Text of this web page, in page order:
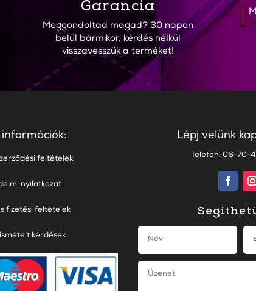
Garancia
Meggondoltad magad? 30 napon
belül bármikor, kérdés nélkül
visszavesszük a terméket!
feltételek
nyilatkozat
fizetési feltételek
kérdések
Lépj velünk
Telefon: 06-70-